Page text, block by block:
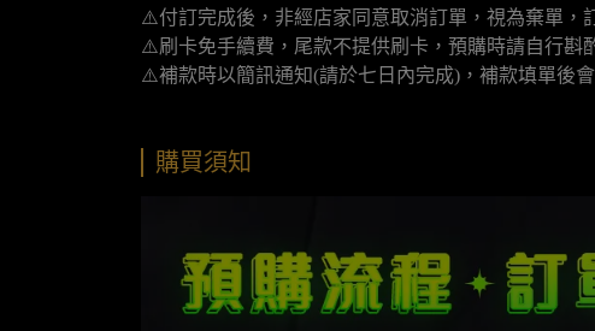
⚠️付訂完成後，非經店家同意取消訂單，視為棄單，
⚠️刷卡免手續費，尾款不提供刷卡，預購時請自行斟
⚠️補款時以簡訊通知(請於七日內完成)，補款填單後
購買須知